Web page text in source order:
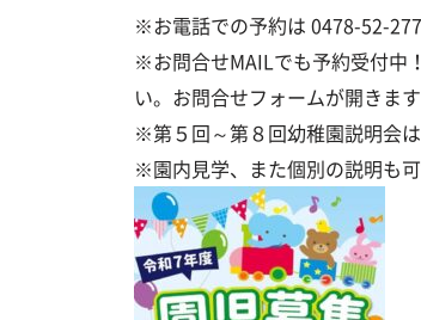
※お電話での予約は 0478-52-
※お問合せMAILでも予約受付中
い。お問合せフォームが開きま
※第５回～第８回幼稚園説明会
※園内見学、また個別の説明も